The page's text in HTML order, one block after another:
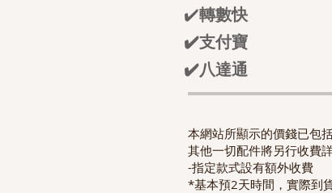
✔️轉數快
✔️支付寶
✔️八達通
本網站所顯示的價錢已包
其他一切配件將另行收費
-指定款式設有額外收費
*基本預2天時間，實際到